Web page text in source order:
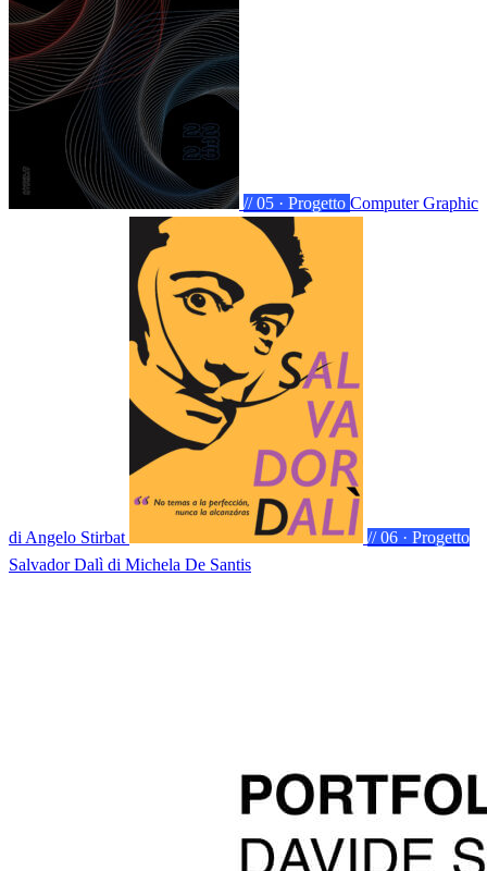
// 05 · Progetto Computer Graphic
di Angelo Stirbat
// 06 · Progetto
Salvador Dalì di Michela De Santis